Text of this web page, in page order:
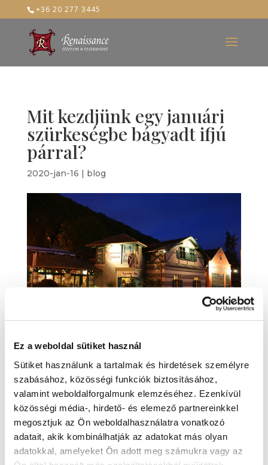
Ez a weboldal sütiket használ
Sütiket használunk a tartalmak és hirdetések személyre
szabásához, közösségi funkciók biztosításához,
valamint weboldalforgalmunk elemzéséhez. Ezenkívül
közösségi média-, hirdető- és elemező partnereinkkel
megosztjuk az Ön weboldalhasználatra vonatkozó
adatait, akik kombinálhatják az adatokat más olyan
adatokkal, amelyeket Ön adott meg számukra vagy az
+36 20 277 3445
Mit kezdjünk egy januári
szürkeségbe bágyadt ifjú
párral?
2020-jan-16 | blog
is, hiszen a január sosem volt az ő
hónapjuk…
Ez a január valahogy nem az igazi, ha az
időjárásra gondolunk. Ilyenkor még a
szerelmesek is olyan szürkén, olyan
bágyadtan ténferegnek munkás napból
munkás napba, hétvégéből hétvégébe,